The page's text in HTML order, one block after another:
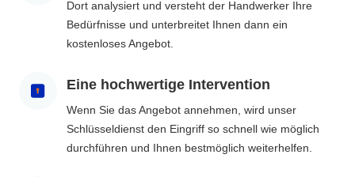
Dort analysiert und versteht der Handwerker Ihre
Bedürfnisse und unterbreitet Ihnen dann ein
kostenloses Angebot.
Eine hochwertige Intervention
Wenn Sie das Angebot annehmen, wird unser
Schlüsseldienst den Eingriff so schnell wie möglich
durchführen und Ihnen bestmöglich weiterhelfen.